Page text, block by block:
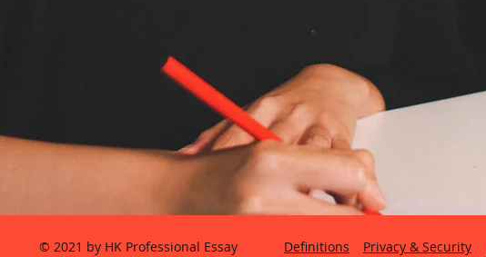
© 2021 by HK Professional Essay Definitions Privacy & Security